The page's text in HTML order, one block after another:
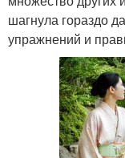
шагнула гораздо
упражнений и